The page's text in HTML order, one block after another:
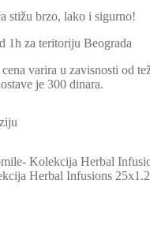
stižu brzo, lako i sigurno!
1h za teritoriju Beograda
varira u zavisnosti od
je 300 dinara.
Herbal Infusions